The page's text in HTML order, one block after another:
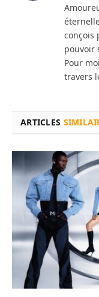
conçois
pouvoir
Pour
travers
ARTICLES